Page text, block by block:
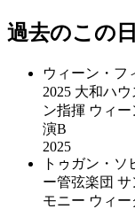
過去のこの
ウィーン・フ
2025 大和ハ
ン指揮 ウィ
演B
2025
トゥガン・
ー管弦楽団
モニー ウィー